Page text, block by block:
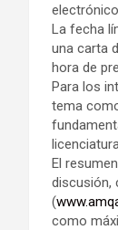
La fecha
una carta
hora de
Para los
tema
El
discusión,
(
como